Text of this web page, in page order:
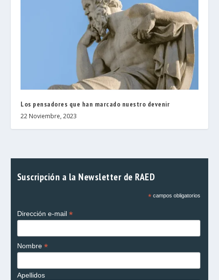
Los pensadores que han marcado nuestro devenir
22 Noviembre, 2023
Suscripción a la Newsletter de RAED
*campos obligatorios
Dirección e-mail *
Nombre *
Apellidos